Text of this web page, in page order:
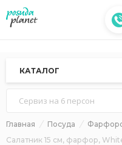
КАТАЛОГ
Сервиз на 6 персон
Главная Посуда
Салатник 15 см, фарфор,